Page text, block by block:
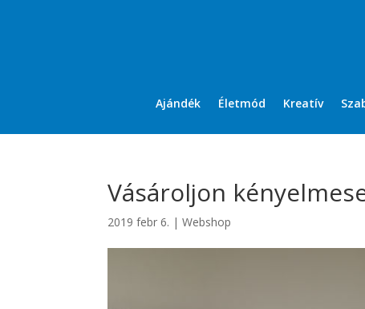
Ajándék Életmód Kreatív
Vásároljon
2019 febr 6. |Webshop